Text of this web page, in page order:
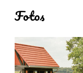
Fotos